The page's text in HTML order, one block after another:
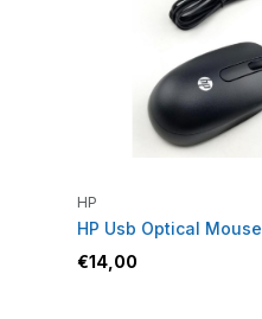
HP
HP Usb Optical Mouse
€14,00